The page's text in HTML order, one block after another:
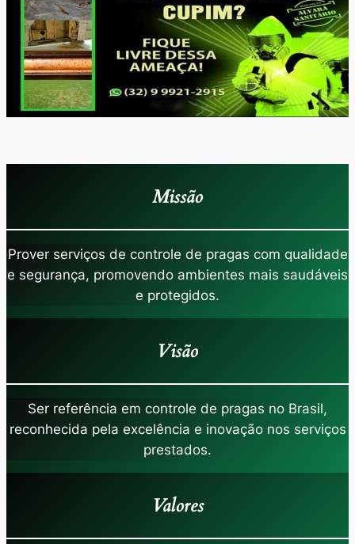
Missão
Prover serviços de controle de pragas com qualidade
e segurança, promovendo ambientes mais saudáveis
e protegidos.
Visão
Ser referência em controle de pragas no Brasil,
reconhecida pela excelência e inovação nos serviços
prestados.
Valores